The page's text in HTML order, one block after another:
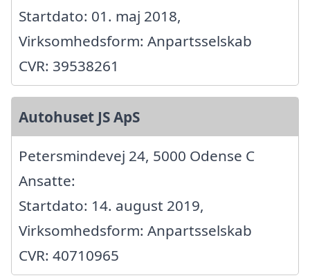
Startdato: 01. maj 2018,
Virksomhedsform: Anpartsselskab
CVR: 39538261
Autohuset JS ApS
Petersmindevej 24, 5000 Odense C
Ansatte:
Startdato: 14. august 2019,
Virksomhedsform: Anpartsselskab
CVR: 40710965